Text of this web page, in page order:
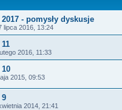
- pomysły dyskusje
lipca 2016, 13:24
2016, 11:33
2015, 09:53
9
2014, 21:41